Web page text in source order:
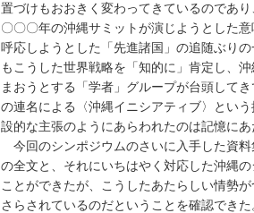
置づけもおおきく変わってきているのであ
〇〇〇年の沖縄サミットが演じようとした
呼応しようとした「先進諸国」の追随ぶり
もこうした世界戦略を「知的に」肯定し、
まおうとする「学者」グループが台頭して
の連名による〈沖縄イニシアティブ〉とい
設的な主張のようにあらわれたのは記憶にあ
今回のシンポジウムのさいに入手した資
の全文と、それにいちはやく対応した沖縄
ことができたが、こうしたあたらしい情勢
さらされているのだということを確認でき